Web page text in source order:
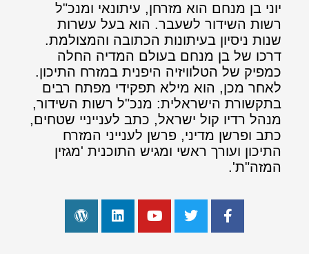
יוני בן מנחם הוא מזרחן, עיתונאי ומנכ"ל
רשות השידור לשעבר. הוא בעל עשרות
שנות ניסיון בעיתונות הכתובה והמצולמת.
דרכו של בן מנחם בעולם המדיה החלה
כמפיק של הטלוויזיה היפנית במזרח התיכון.
לאחר מכן, הוא מילא תפקידי מפתח רבים
בתקשורת הישראלית: מנכ"ל רשות השידור,
מנהל רדיו קול ישראל, כתב לענייניי שטחים,
כתב ופרשן מדיני, פרשן לענייני המזרח
התיכון ועורך ראשי ומגיש התוכנית 'מגזין
המזה"ת'.